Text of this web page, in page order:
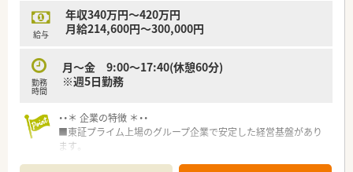
給与
年収340万円～420万円
月給214,600円～300,000円
勤務
時間
月～金 9:00～17:40(休憩60分)
※週5日勤務
・・＊ 企業の特徴 ＊・・
■東証プライム上場のグループ企業で安定した経営基盤があり
ます。